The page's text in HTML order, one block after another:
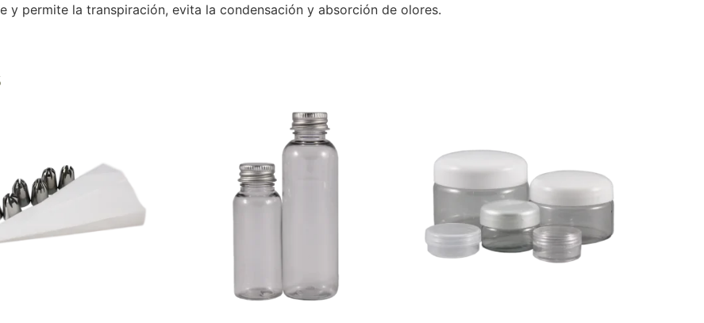
y permite la transpiración, evita la condensación y absorción de olores.